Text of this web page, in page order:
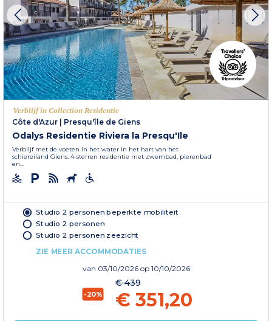
Verblijf in Collection Residentie
Côte d'Azur
Presqu'île de Giens
Odalys Residentie Riviera la Presqu'Ile
Verblijf met de voeten in het water in het hart van het
schiereiland Giens. 4-sterren residentie met zwembad, pierenbad
en...
Studio 2 personen beperkte mobiliteit
Studio 2 personen
Studio 2 personen zeezicht
ZIE MEER ACCOMMODATIES
van 03/10/2026 op 10/10/2026
-20%
€ 439
€ 351,20